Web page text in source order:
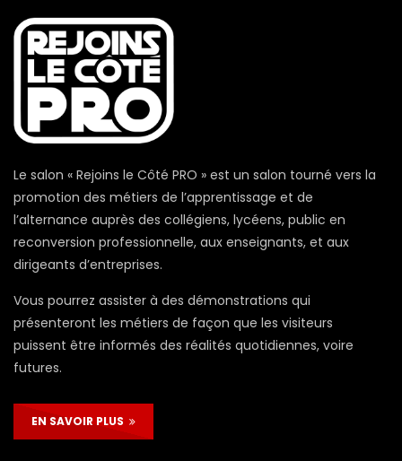
Le salon « Rejoins le Côté PRO » est un salon tourné vers la
promotion des métiers de l’apprentissage et de
l’alternance auprès des collégiens, lycéens, public en
reconversion professionnelle, aux enseignants, et aux
dirigeants d’entreprises.
Vous pourrez assister à des démonstrations qui
présenteront les métiers de façon que les visiteurs
puissent être informés des réalités quotidiennes, voire
futures.
EN SAVOIR PLUS